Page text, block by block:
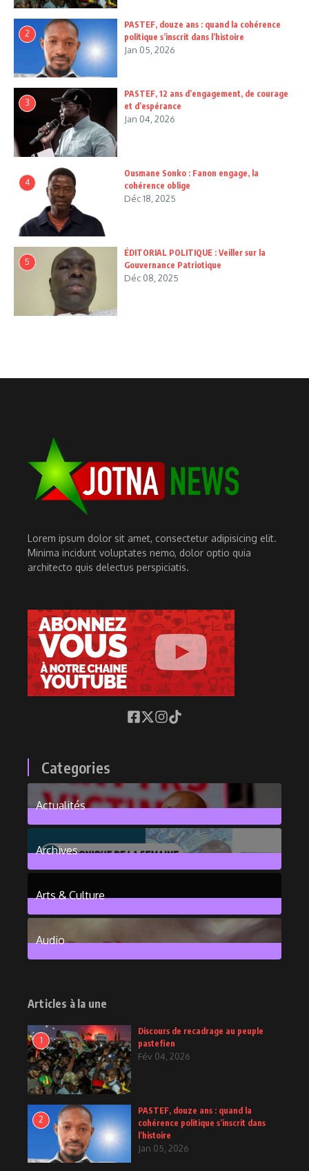
2
PASTEF, douze ans : quand la cohérence
politique s’inscrit dans l’histoire
Jan 05, 2026
3
PASTEF, 12 ans d’engagement, de courage
et d’espérance
Jan 04, 2026
4
Ousmane Sonko : Fanon engage, la
cohérence oblige
Déc 18, 2025
5
ÉDITORIAL POLITIQUE : Veiller sur la
Gouvernance Patriotique
Déc 08, 2025
Lorem ipsum dolor sit amet, consectetur adipisicing elit.
Minima incidunt voluptates nemo, dolor optio quia
architecto quis delectus perspiciatis.
Categories
Actualités
376Posts
Archives
Arts & Culture
6Posts
Audio
Articles à la une
1
Discours de recadrage au peuple
pastefien
Fév 04, 2026
2
PASTEF, douze ans : quand la
cohérence politique s’inscrit dans
l’histoire
Jan 05, 2026